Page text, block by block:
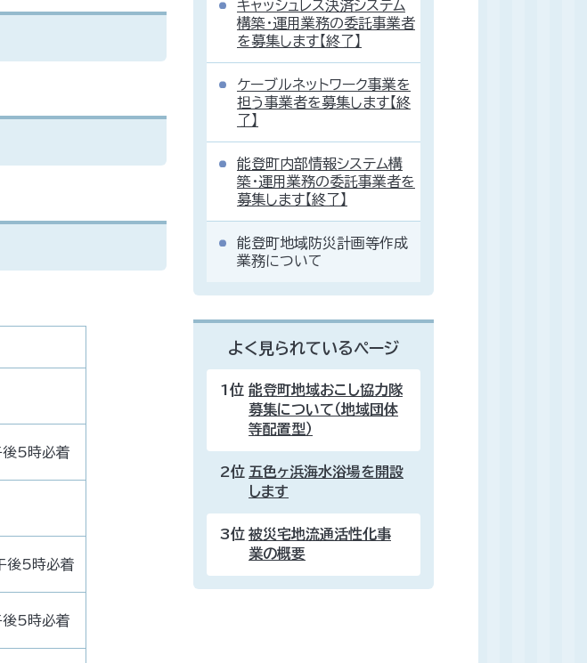
後5時必着
後5時必着
後5時必着
キャッシュレス決済システム
構築・運用業務の委託事業者
を募集します【終了】
ケーブルネットワーク事業を
担う事業者を募集します【終
了】
能登町内部情報システム構
築・運用業務の委託事業者を
募集します【終了】
能登町地域防災計画等作成
業務について
よく見られているページ
1位 能登町地域おこし協力隊
募集について（地域団体
等配置型）
2位 五色ヶ浜海水浴場を開設
します
3位 被災宅地流通活性化事
業の概要